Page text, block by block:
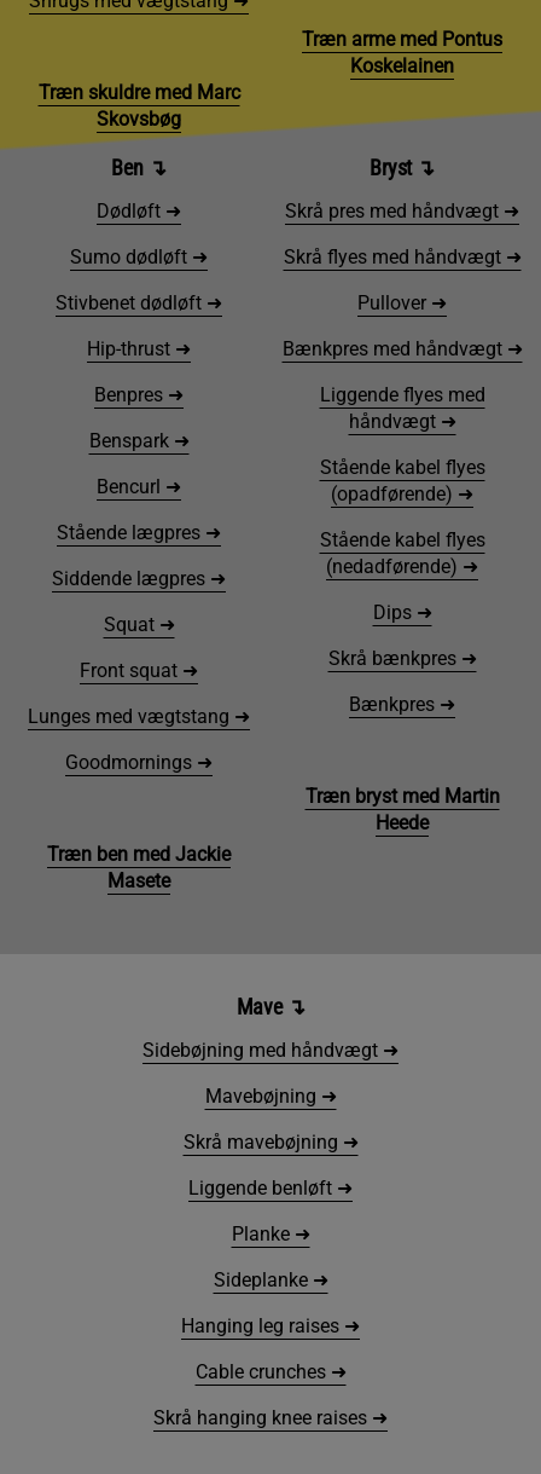
Træn skuldre med Marc
Skovsbøg
Træn arme med Pontus
Koskelainen
Ben↴
Dødløft ➜
Sumo dødløft ➜
Stivbenet dødløft ➜
Hip-thrust ➜
Benpres ➜
Benspark ➜
Bencurl ➜
Stående lægpres ➜
Siddende lægpres ➜
Squat ➜
Front squat ➜
Lunges med vægtstang ➜
Goodmornings ➜
Træn ben med Jackie
Masete
Bryst ↴
Skrå pres med håndvægt ➜
Skrå flyes med håndvægt ➜
Pullover ➜
Bænkpres med håndvægt ➜
Liggende flyes med
håndvægt ➜
Stående kabel flyes
(opadførende) ➜
Stående kabel flyes
(nedadførende) ➜
Dips ➜
Skrå bænkpres ➜
Bænkpres ➜
Træn bryst med Martin
Heede
Mave↴
Sidebøjning med håndvægt ➜
Mavebøjning ➜
Skrå mavebøjning ➜
Liggende benløft ➜
Planke ➜
Sideplanke ➜
Hanging leg raises ➜
Cable crunches ➜
Skrå hanging knee raises ➜